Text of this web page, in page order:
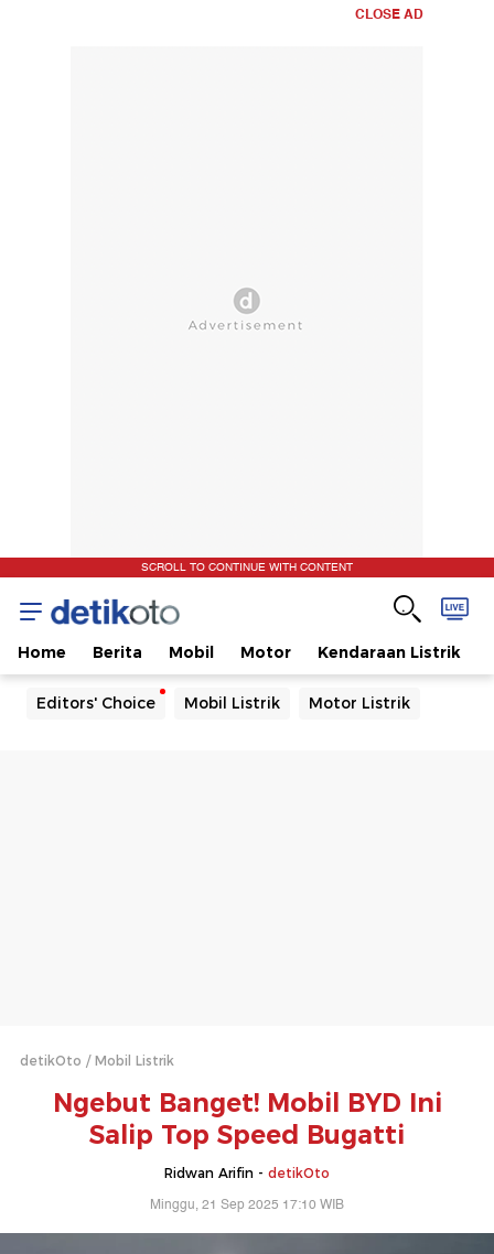
CLOSE AD
SCROLL TO CONTINUE WITH CONTENT
Home Berita Mobil Motor Kendaraan Listrik
Editors' Choice Mobil Listrik Motor Listrik
detikOto Mobil Listrik
Ngebut Banget! Mobil BYD Ini
Salip Top Speed Bugatti
Ridwan Arifin - detikOto
Minggu, 21 Sep 2025 17:10 WIB